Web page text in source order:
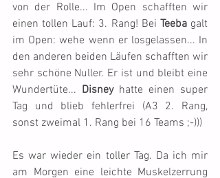
von der Rolle... Im Open schafften wir
einen tollen Lauf: 3. Rang! Bei Teeba galt
im Open: wehe wenn er losgelassen... In
den anderen beiden Läufen schafften wir
sehr schöne Nuller. Er ist und bleibt eine
Wundertüte... Disney hatte einen super
Tag und blieb fehlerfrei (A3 2. Rang,
sonst zweimal 1. Rang bei 16 Teams ;-)))
Es war wieder ein toller Tag. Da ich mir
am Morgen eine leichte Muskelzerrung